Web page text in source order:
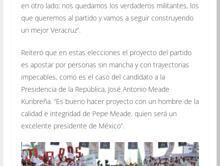
en otro lado; nos quedamos los verdaderos militantes, los
que queremos al partido y vamos a seguir construyendo
un mejor Veracruz”.
Reiteró que en estas elecciones el proyecto del partido
es apostar por personas sin mancha y con trayectorias
impecables, como es el caso del candidato a la
Presidencia de la República, José Antonio Meade
Kuribreña. “Es bueno hacer proyecto con un hombre de la
calidad e integridad de Pepe Meade, quien será un
excelente presidente de México”.